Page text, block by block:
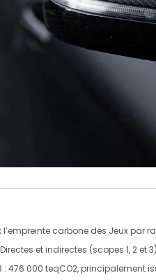
carbone des Jeux par
Directes et indirectes (scopes 1, 2
: 476 000 teqCO2, principalement